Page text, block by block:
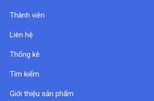
Thành viên
Liên hệ
Thống kê
Tìm kiếm
Giới thiệu sản phẩm